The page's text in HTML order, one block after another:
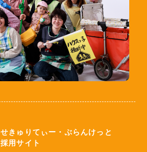
せきゅりてぃー・ぶらんけっと
採用サイト